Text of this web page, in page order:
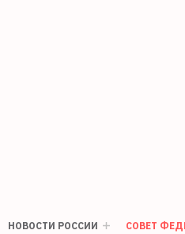
НОВОСТИ РОССИИ
СОВЕТ